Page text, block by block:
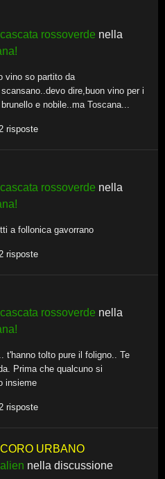
cascata rossoverde nella
vino so partito da
dire,buon vino per i
e nobile..ma Toscana...
risposte
cascata rossoverde nella
a follonica gavorrano
risposte
cascata rossoverde nella
t'hanno tolto pure il foligno.. Te
Prima che qualcuno si
insieme
risposte
URBANO
alien nella discussione